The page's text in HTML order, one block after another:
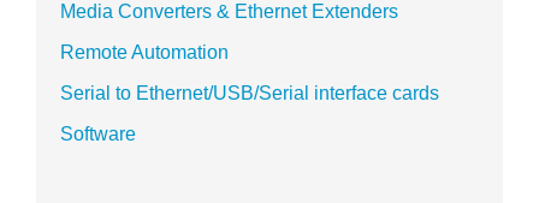
Media Converters & Ethernet Extenders
Remote Automation
Serial to Ethernet/USB/Serial interface cards
Software